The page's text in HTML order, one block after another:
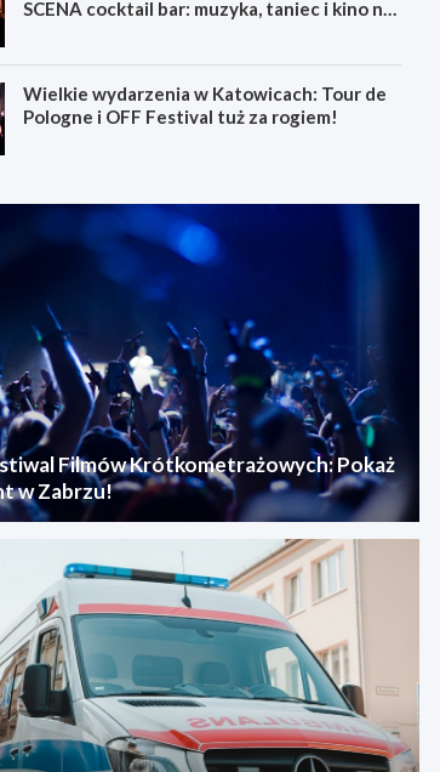
SCENA cocktail bar: muzyka, taniec i kino na
Wielkie wydarzenia w Katowicach: Tour de
Pologne i OFF Festival tuż za rogiem!
Filmów Krótkometrażowych: Pokaż
w Zabrzu!